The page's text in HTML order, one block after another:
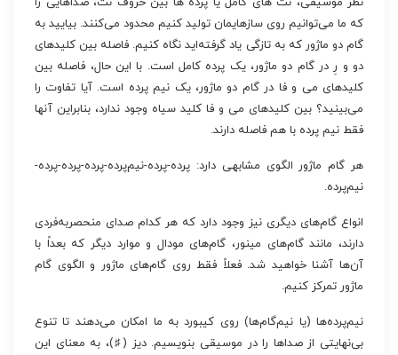
که ما می‌توانیم روی سازهایمان تولید کنیم محدود می‌کنند. بیایید به
گام دو ماژور که به تازگی یاد گرفته‌اید نگاه کنیم. فاصله بین کلیدهای
دو و رِ در گام دو ماژور، یک پرده کامل است. با این حال، فاصله بین
کلیدهای می و فا در گام دو ماژور، یک نیم پرده است. آیا تفاوت را
می‌بینید؟ بین کلیدهای می و فا کلید سیاه وجود ندارد، بنابراین آنها
فقط نیم پرده با هم فاصله دارند.
هر گام ماژور الگوی مشابهی دارد: پرده-پرده-نیم‌پرده-پرده-پرده-پرده-
نیم‌پرده.
انواع گام‌های دیگری نیز وجود دارد که هر کدام صدای منحصربه‌فردی
دارند، مانند گام‌های مینور، گام‌های مودال و موارد دیگر که بعداً با
آن‌ها آشنا خواهید شد. فعلاً فقط روی گام‌های ماژور و الگوی گام
ماژور تمرکز کنیم.
نیم‌پرده‌ها (یا نیم‌گام‌ها) روی کیبورد به ما امکان می‌دهند تا تنوع
بی‌نهایتی از صداها را در موسیقی بنویسیم. دیز (♯)، به معنای این